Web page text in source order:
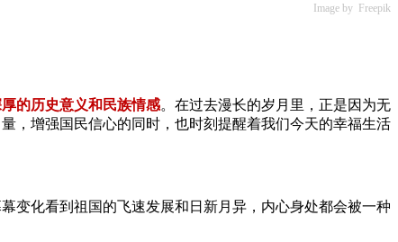
Image by Freepik
的历史意义和民族情感。在过去漫长的岁月里，正是因为无
，增强国民信心的同时，也时刻提醒着我们今天的幸福生活
变化看到祖国的飞速发展和日新月异，内心身处都会被一种